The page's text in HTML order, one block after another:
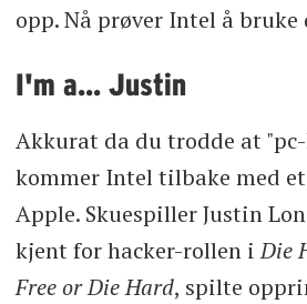
opp. Nå prøver Intel å
I'm a... Justin
Akkurat da du trodde at
kommer Intel tilbake med
Apple. Skuespiller Justin
kjent for hacker-rollen iDie
Free or Die Hard, spilte